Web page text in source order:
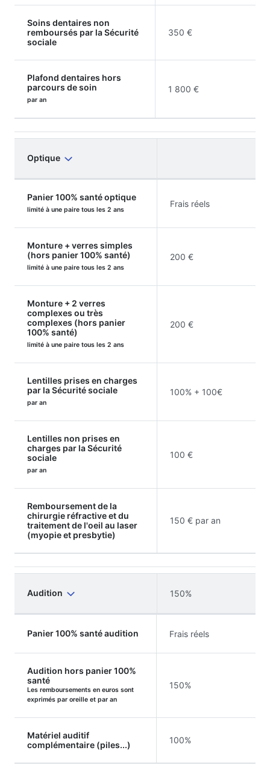
Soins dentaires non
remboursés par la Sécurité
sociale
350 €
Plafond dentaires hors
parcours de soin
par an
1 800 €
Optique
Panier 100% santé optique
limité à une paire tous les 2 ans
Frais réels
Monture + verres simples
(hors panier 100% santé)
limité à une paire tous les 2 ans
200 €
Monture + 2 verres
complexes ou très
complexes (hors panier
100% santé)
limité à une paire tous les 2 ans
200 €
Lentilles prises en charges
par la Sécurité sociale
par an
100% + 100€
Lentilles non prises en
charges par la Sécurité
sociale
par an
100 €
Remboursement de la
chirurgie réfractive et du
traitement de l'oeil au laser
(myopie et presbytie)
150 € par an
Audition 150%
Panier 100% santé audition Frais réels
Audition hors panier 100%
santé
Les remboursements en euros sont
exprimés par oreille et par an
150%
Matériel auditif
complémentaire (piles...)
100%